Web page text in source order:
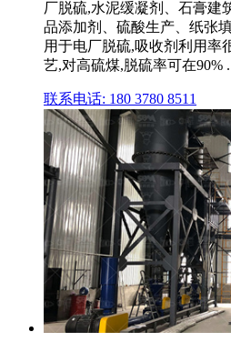
厂脱硫,水泥缓凝剂、石膏建
品添加剂、硫酸生产、纸张
用于电厂脱硫,吸收剂利用率
艺,对高硫煤,脱硫率可在90%
联系电话: 180 3780 8511